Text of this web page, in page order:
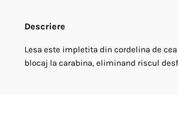
Descriere
Lesa este impletita din cordelina de
blocaj la carabina, eliminand riscul